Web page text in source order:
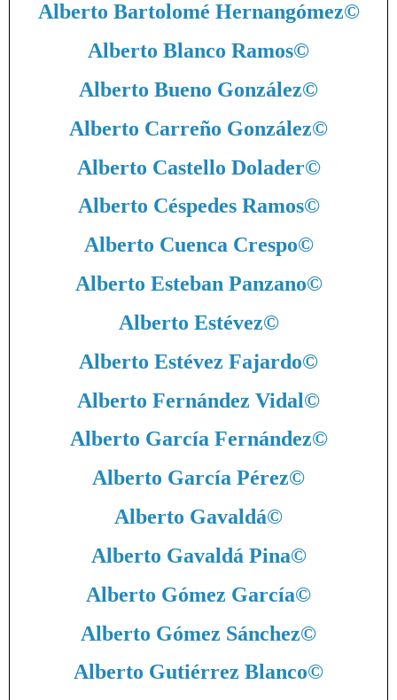
Alberto Bartolomé Hernangómez©
Alberto Blanco Ramos©
Alberto Bueno González©
Alberto Carreño González©
Alberto Castello Dolader©
Alberto Céspedes Ramos©
Alberto Cuenca Crespo©
Alberto Esteban Panzano©
Alberto Estévez©
Alberto Estévez Fajardo©
Alberto Fernández Vidal©
Alberto García Fernández©
Alberto García Pérez©
Alberto Gavaldá©
Alberto Gavaldá Pina©
Alberto Gómez García©
Alberto Gómez Sánchez©
Alberto Gutiérrez Blanco©